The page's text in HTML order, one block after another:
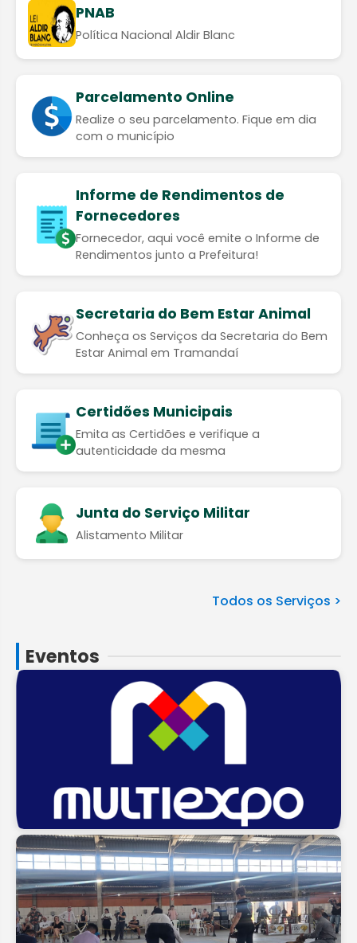
PNAB
Política Nacional Aldir Blanc
Parcelamento Online
Realize o seu parcelamento. Fique em dia
com o município
Informe de Rendimentos de
Fornecedores
Fornecedor, aqui você emite o Informe de
Rendimentos junto a Prefeitura!
Secretaria do Bem Estar Animal
Conheça os Serviços da Secretaria do Bem
Estar Animal em Tramandaí
Certidões Municipais
Emita as Certidões e verifique a
autenticidade da mesma
Junta do Serviço Militar
Alistamento Militar
Todos os Serviços >
Eventos